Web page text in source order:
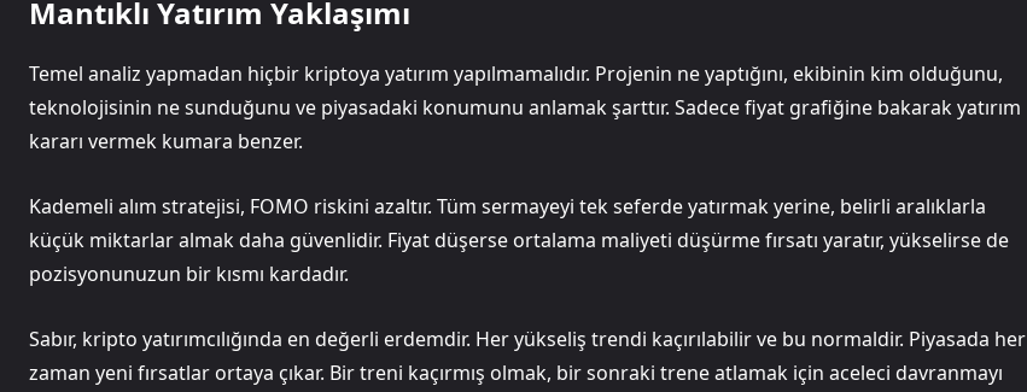
Mantıklı Yatırım Yaklaşımı
Temel analiz yapmadan hiçbir kriptoya yatırım yapılmamalıdır. Projenin ne yaptığını, ekibinin kim olduğunu,
teknolojisinin ne sunduğunu ve piyasadaki konumunu anlamak şarttır. Sadece fiyat grafiğine bakarak yatırım
kararı vermek kumara benzer.
Kademeli alım stratejisi, FOMO riskini azaltır. Tüm sermayeyi tek seferde yatırmak yerine, belirli aralıklarla
küçük miktarlar almak daha güvenlidir. Fiyat düşerse ortalama maliyeti düşürme fırsatı yaratır, yükselirse de
pozisyonunuzun bir kısmı kardadır.
Sabır, kripto yatırımcılığında en değerli erdemdir. Her yükseliş trendi kaçırılabilir ve bu normaldir. Piyasada her
zaman yeni fırsatlar ortaya çıkar. Bir treni kaçırmış olmak, bir sonraki trene atlamak için aceleci davranmayı